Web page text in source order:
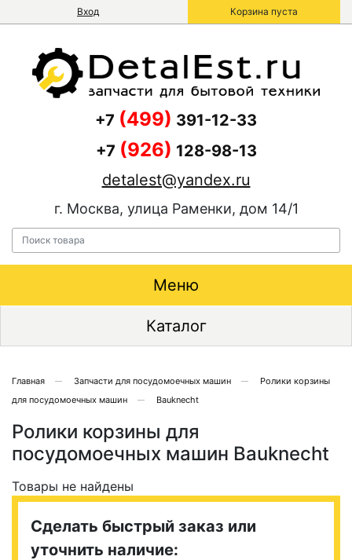
Вход Корзина пуста
+7 (499) 391-12-33
+7 (926) 128-98-13
detalest@yandex.ru
г. Москва, улица Раменки, дом 14/1
Меню
Каталог
Главная Запчасти для посудомоечных машин
Ролики корзины
для посудомоечных машин
Bauknecht
Ролики корзины для
посудомоечных машин Bauknecht
Товары не найдены
Сделать быстрый заказ или
уточнить наличие: